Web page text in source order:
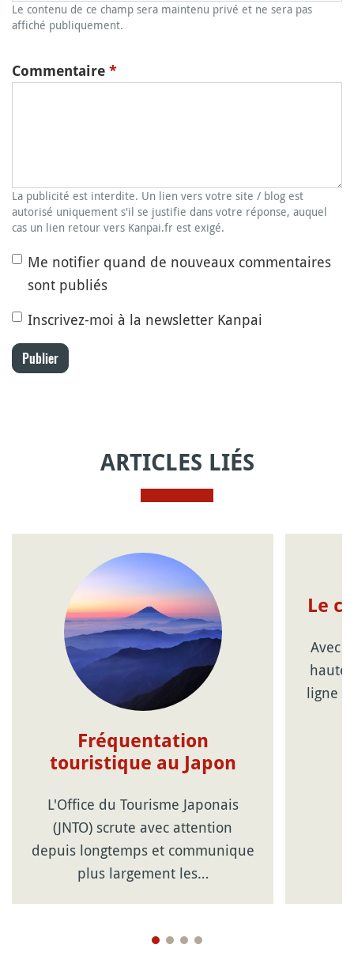
Le contenu de ce champ sera maintenu privé et ne sera pas
affiché publiquement.
Commentaire *
La publicité est interdite. Un lien vers votre site / blog est
autorisé uniquement s'il se justifie dans votre réponse, auquel
cas un lien retour vers Kanpai.fr est exigé.
Me notifier quand de nouveaux commentaires
sont publiés
Inscrivez-moi à la newsletter Kanpai
Publier
ARTICLES LIÉS
Fréquentation
touristique au Japon
L'Office du Tourisme Japonais
(JNTO) scrute avec attention
depuis longtemps et communique
plus largement les…
Le
Avec
haute
ligne